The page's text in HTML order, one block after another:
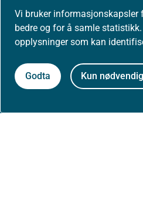
Vi bruker informasjonskapsler
bedre og for å samle
opplysninger som kan
Godta Kun
Postadresse:
Helsedirektoratet
Postboks 220, Skøyen